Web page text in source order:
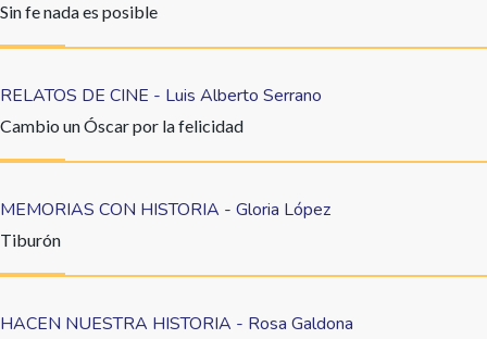
Sin fe nada es posible
RELATOS DE CINE - Luis Alberto Serrano
Cambio un Óscar por la felicidad
MEMORIAS CON HISTORIA - Gloria López
Tiburón
HACEN NUESTRA HISTORIA - Rosa Galdona